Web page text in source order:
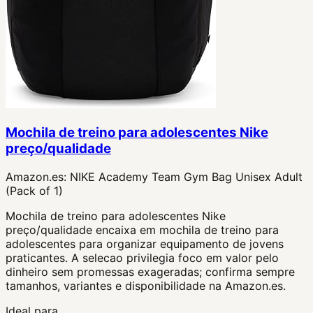
Mochila de treino para adolescentes Nike
preço/qualidade
Amazon.es: NIKE Academy Team Gym Bag Unisex Adult
(Pack of 1)
Mochila de treino para adolescentes Nike
preço/qualidade encaixa em mochila de treino para
adolescentes para organizar equipamento de jovens
praticantes. A selecao privilegia foco em valor pelo
dinheiro sem promessas exageradas; confirma sempre
tamanhos, variantes e disponibilidade na Amazon.es.